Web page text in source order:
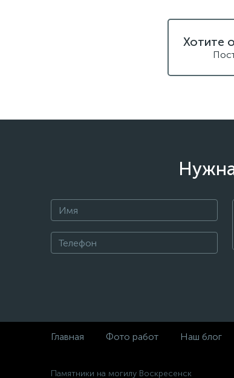
Хотите
Главная Фото работ Наш блог
Памятники на могилу Воскресенск